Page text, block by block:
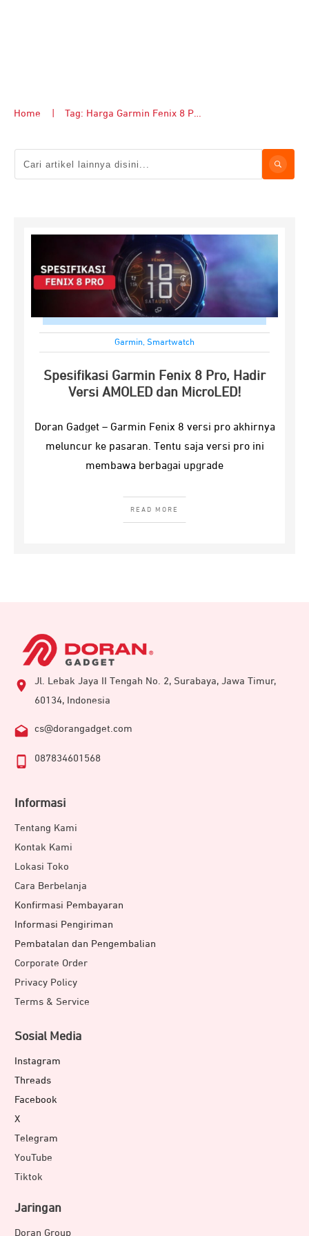
Home Tag: Harga Garmin Fenix 8 Pro
Garmin, Smartwatch
Spesifikasi Garmin Fenix 8 Pro, Hadir
Versi AMOLED dan MicroLED!
Doran Gadget – Garmin Fenix 8 versi pro akhirnya
meluncur ke pasaran. Tentu saja versi pro ini
membawa berbagai upgrade
READ MORE
Jl. Lebak Jaya II Tengah No. 2, Surabaya, Jawa Timur,
60134, Indonesia
cs@dorangadget.com
087834601568
Informasi
Tentang Kami
Kontak Kami
Lokasi Toko
Cara Berbelanja
Konfirmasi Pembayaran
Informasi Pengiriman
Pembatalan dan Pengembalian
Corporate Order
Privacy Policy
Terms & Service
Sosial Media
Instagram
Threads
Facebook
X
Telegram
YouTube
Tiktok
Jaringan
Doran Group